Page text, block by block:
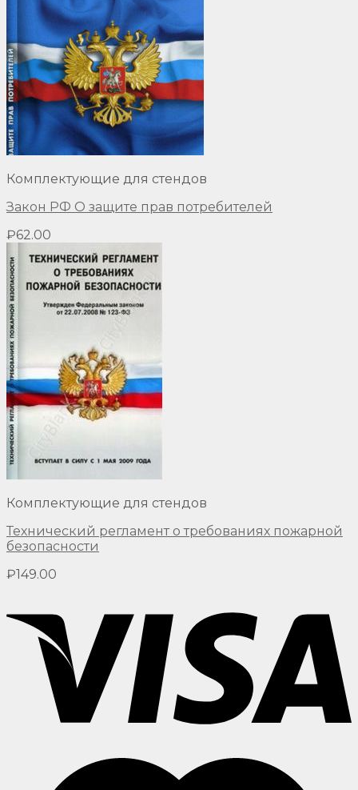
Комплектующие для стендов
Закон РФ О защите прав потребителей
₽62.00
Комплектующие для стендов
Технический регламент о требованиях пожарной
безопасности
₽149.00